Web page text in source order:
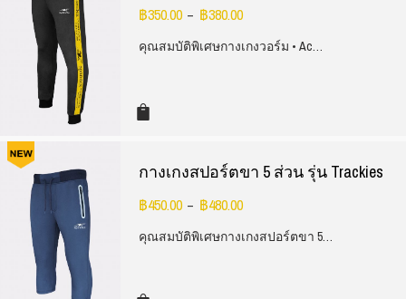
฿350.00 – ฿380.00
คุณสมบัติพิเศษกางเกงวอร์ม • Ac…
กางเกงสปอร์ตขา 5 ส่วน รุ่น Trackies
฿450.00 – ฿480.00
คุณสมบัติพิเศษกางเกงสปอร์ตขา 5…